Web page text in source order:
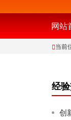
网站
当前
经